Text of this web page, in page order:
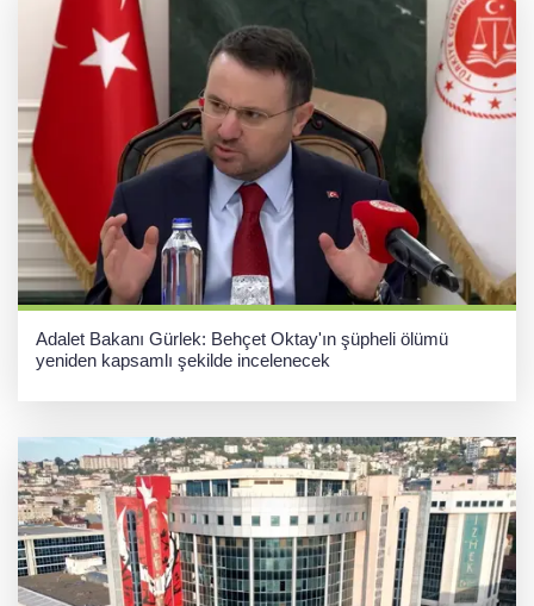
Adalet Bakanı Gürlek: Behçet Oktay'ın şüpheli ölümü
yeniden kapsamlı şekilde incelenecek